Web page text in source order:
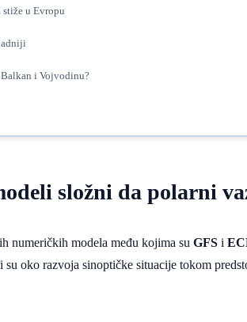
u Evropu
Balkan i Vojvodinu?
složni da polarni
numeričkih modela među kojima su GFS i
oko razvoja sinoptičke situacije tokom